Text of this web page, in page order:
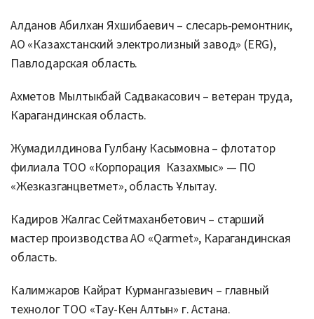
Алданов Абилхан Яхшибаевич – слесарь‑ремонтник,
АО «Казахстанский электролизный завод» (ERG),
Павлодарская область.
Ахметов Мылтыкбай Садвакасович – ветеран труда,
Карагандинская область.
Жумадилдинова Гулбану Касымовна – флотатор
филиала ТОО «Корпорация Казахмыс» — ПО
«Жезказганцветмет», область Ұлытау.
Кадиров Жалгас Сейтмаханбетович – старший
мастер производства АО «Qarmet», Карагандинская
область.
Калимжаров Кайрат Курмангазыевич – главный
технолог ТОО «Тау-Кен Алтын» г. Астана.